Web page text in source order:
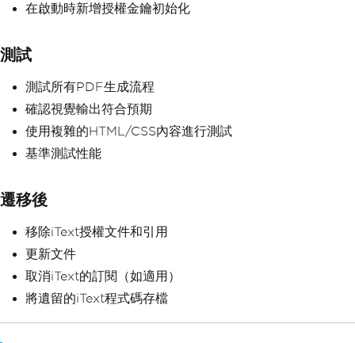
在啟動時新增授權金鑰初始化
測試
測試所有PDF生成流程
確認視覺輸出符合預期
使用複雜的HTML/CSS內容進行測試
基準測試性能
遷移後
移除iText授權文件和引用
更新文件
取消iText的訂閱（如適用）
將遺留的iText程式碼存檔